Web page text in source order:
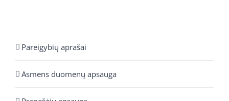
Pareigybių aprašai
Asmens duomenų apsauga